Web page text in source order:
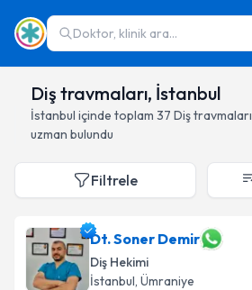
Doktor, klinik ara...
Diş travmaları, İstanbul
İstanbul içinde toplam 37 Diş travmaları
uzman bulundu
Filtrele
Dt. Soner Demir
Diş Hekimi
İstanbul, Ümraniye